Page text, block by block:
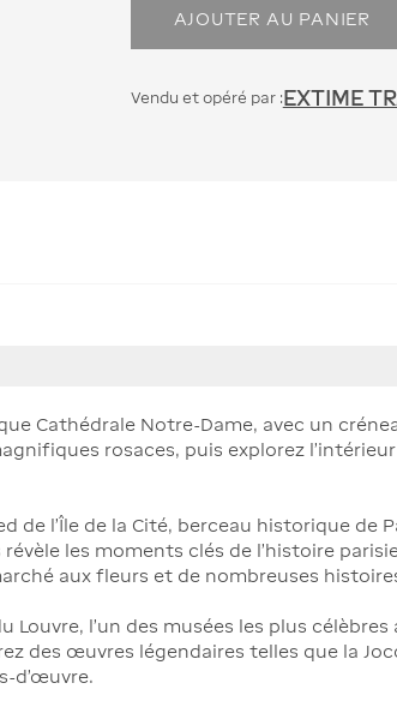
AJOUTER AU PANIER
Vendu et opéré par :EXTIME
Cathédrale Notre-Dame, avec un
rosaces, puis explorez
de l'Île de la Cité, berceau historique de
les moments clés de l'histoire
aux fleurs et de nombreuses
Louvre, l’un des musées les plus
des œuvres légendaires telles que la
d'œuvre.